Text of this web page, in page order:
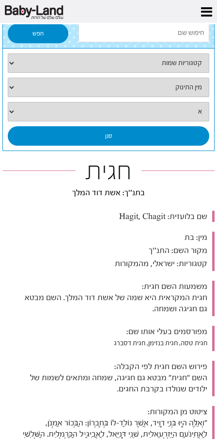
דף הבית
חגית
בתנ''ך: אשת דוד המלך
שם בלועזית:
מין: בת
מקור השם: התנ''ך
קטגוריות: ישראלי, מהמקורות
משמעות השם חגית:
חגית המקראית היא שמה של אשת דוד המלך. השם מבטא
גם חגיגה ושמחה.
מפורסמים בעלי אותו שם:
חגית טסה, חגית בנזימן, חגית דסברג
פירוש השם חגית לפי הקבלה:
השם "חגית" מבטא גם חגיגה, שמחה ומתאים לשמות של
ילודים שנולדו בקרבת החגים.
ציטוט מן המקורות:
"וְאֵלֶּה הָיוּ בְּנֵי דָוִיד, אֲשֶׁר נוֹלַד-לוֹ בְּחֶבְרוֹן: הַבְּכוֹר אַמְנֹן,
לַאֲחִינֹעַם הַיִּזְרְעֵאלִית, שֵׁנִי דָּנִיֵּאל, לַאֲבִיגַיִל הַכַּרְמְלִית. הַשְּׁלִשִׁי